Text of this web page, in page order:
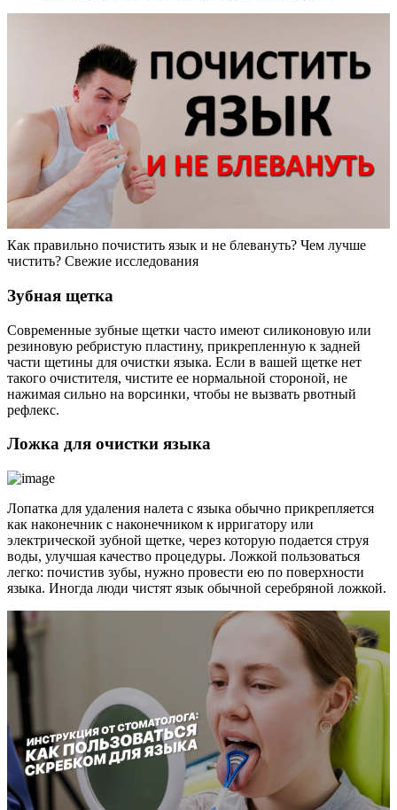
Как правильно почистить язык и не блевануть? Чем лучше
чистить? Свежие исследования
Зубная щетка
Современные зубные щетки часто имеют силиконовую или
резиновую ребристую пластину, прикрепленную к задней
части щетины для очистки языка. Если в вашей щетке нет
такого очистителя, чистите ее нормальной стороной, не
нажимая сильно на ворсинки, чтобы не вызвать рвотный
рефлекс.
Ложка для очистки языка
Лопатка для удаления налета с языка обычно прикрепляется
как наконечник с наконечником к ирригатору или
электрической зубной щетке, через которую подается струя
воды, улучшая качество процедуры. Ложкой пользоваться
легко: почистив зубы, нужно провести ею по поверхности
языка. Иногда люди чистят язык обычной серебряной ложкой.